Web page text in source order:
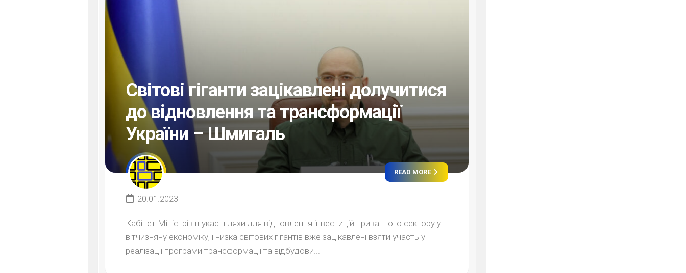
Світові гіганти зацікавлені долучитися
до відновлення та трансформації
України – Шмигаль
READ MORE
20.01.2023
Кабінет Міністрів шукає шляхи для відновлення інвестицій приватного сектору у
вітчизняну економіку, і низка світових гігантів вже зацікавлені взяти участь у
реалізації програми трансформації та відбудови...